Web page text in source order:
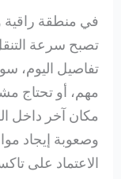
في منطقة راقية
تصبح سرعة
تفاصيل اليوم،
مهم، أو تحتاج
مكان آخر داخل
وصعوبة إيجاد
الاعتماد على